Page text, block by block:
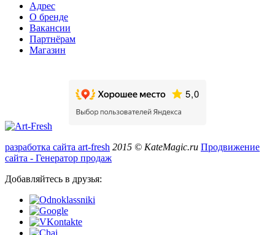
Адрес
О бренде
Вакансии
Партнёрам
Магазин
разработка сайта art-fresh 2015 © KateMagic.ru Продвижение
сайта - Генератор продаж
Добавляйтесь в друзья: